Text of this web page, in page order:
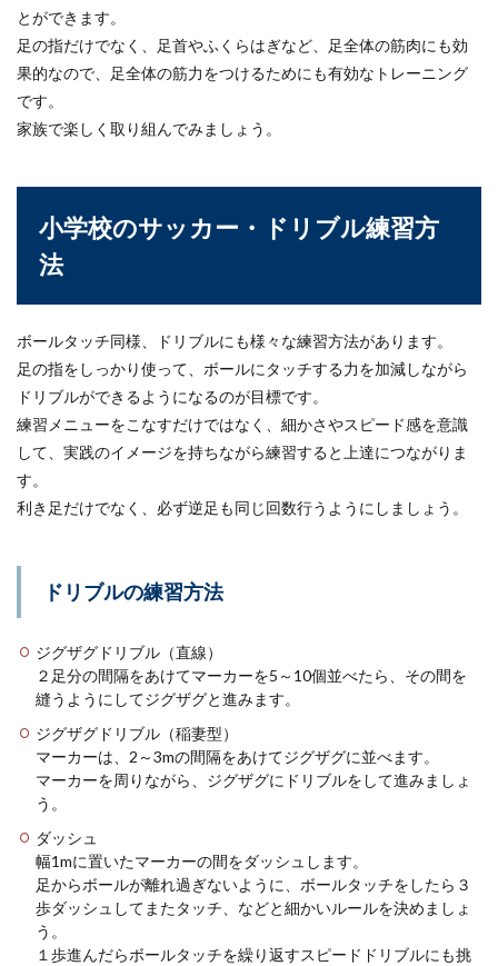
とができます。
足の指だけでなく、足首やふくらはぎなど、足全体の筋肉にも効
果的なので、足全体の筋力をつけるためにも有効なトレーニング
です。
家族で楽しく取り組んでみましょう。
小学校のサッカー・ドリブル練習方
法
ボールタッチ同様、ドリブルにも様々な練習方法があります。
足の指をしっかり使って、ボールにタッチする力を加減しながら
ドリブルができるようになるのが目標です。
練習メニューをこなすだけではなく、細かさやスピード感を意識
して、実践のイメージを持ちながら練習すると上達につながりま
す。
利き足だけでなく、必ず逆足も同じ回数行うようにしましょう。
ドリブルの練習方法
ジグザグドリブル（直線）
２足分の間隔をあけてマーカーを5～10個並べたら、その間を
縫うようにしてジグザグと進みます。
ジグザグドリブル（稲妻型）
マーカーは、2～3mの間隔をあけてジグザグに並べます。
マーカーを周りながら、ジグザグにドリブルをして進みましょ
う。
ダッシュ
幅1mに置いたマーカーの間をダッシュします。
足からボールが離れ過ぎないように、ボールタッチをしたら３
歩ダッシュしてまたタッチ、などと細かいルールを決めましょ
う。
１歩進んだらボールタッチを繰り返すスピードドリブルにも挑